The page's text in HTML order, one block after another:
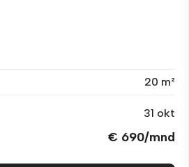
20 m²
31 okt
€ 690/mnd